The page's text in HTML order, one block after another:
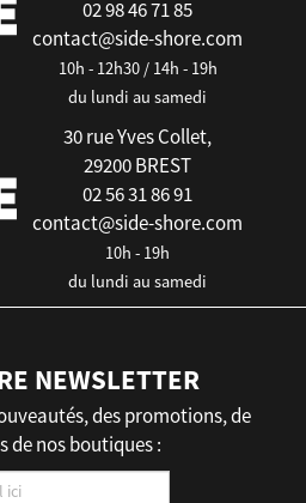
02 98 46 71 85
contact@side-shore.com
10h - 12h30 / 14h - 19h
du lundi au samedi
30 rue Yves Collet,
29200 BREST
02 56 31 86 91
contact@side-shore.com
10h - 19h
du lundi au samedi
NEWSLETTER
des promotions, de
de nos boutiques :